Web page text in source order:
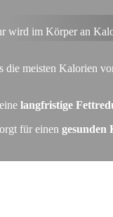
im Körper an
die meisten Kalorien
langfristige
für einen gesunden